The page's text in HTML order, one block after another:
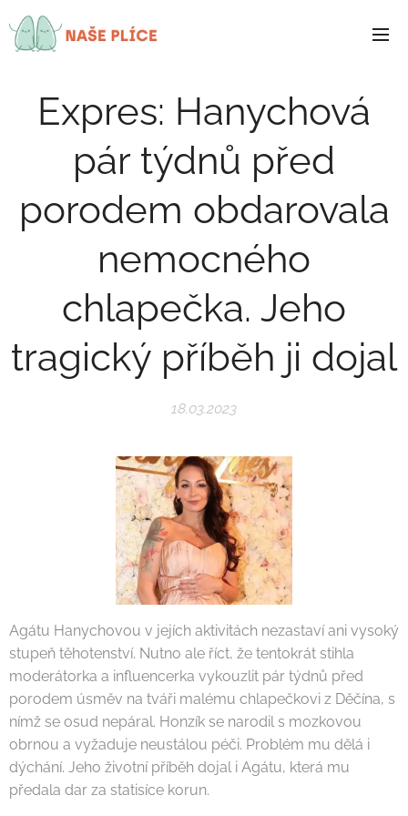
Expres: Hanychová
pár týdnů před
porodem obdarovala
nemocného
chlapečka. Jeho
tragický příběh ji dojal
18.03.2023
Agátu Hanychovou v jejích aktivitách nezastaví ani vysoký
stupeň těhotenství. Nutno ale říct, že tentokrát stihla
moderátorka a influencerka vykouzlit pár týdnů před
porodem úsměv na tváři malému chlapečkovi z Děčína, s
nímž se osud nepáral. Honzík se narodil s mozkovou
obrnou a vyžaduje neustálou péči. Problém mu dělá i
dýchání. Jeho životní příběh dojal i Agátu, která mu
předala dar za statisíce korun.